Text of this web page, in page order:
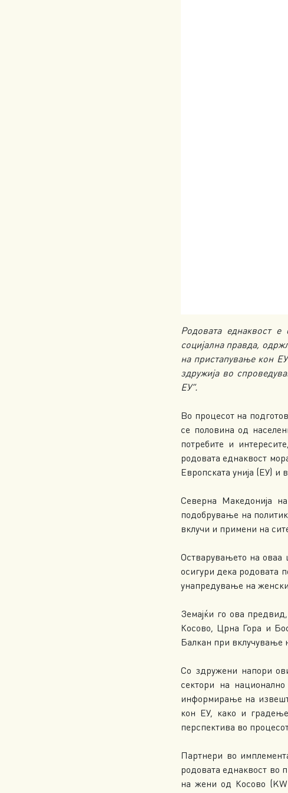
Родовата еднаквост е
социјална правда,
на пристапување кон
здружија во
ЕУ”.
Во процесот на
се половина од
потребите и
родовата еднаквост
Европската унија (ЕУ) и
Северна Македонија
подобрување на
вклучи и примени на
Остварувањето на оваа
осигури дека родовата
унапредување на
Земајќи го ова
Косово, Црна Гора и
Балкан при вклучување
Со здружени напори
сектори на
информирање на
кон ЕУ, како и
перспектива во
Партнери во
родовата еднаквост во
на жени од Косово